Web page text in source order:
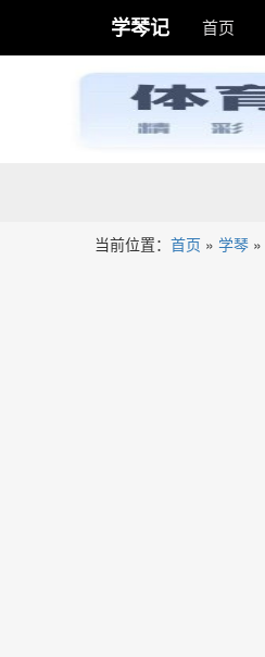
学琴记 首页
当前位置： 首页 » 学琴 »